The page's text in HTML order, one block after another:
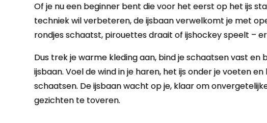
Of je nu een beginner bent die voor het eerst op het ijs
techniek wil verbeteren, de ijsbaan verwelkomt je met
rondjes schaatst, pirouettes draait of ijshockey speelt –
Dus trek je warme kleding aan, bind je schaatsen vast
ijsbaan. Voel de wind in je haren, het ijs onder je voeten
schaatsen. De ijsbaan wacht op je, klaar om
gezichten te toveren.